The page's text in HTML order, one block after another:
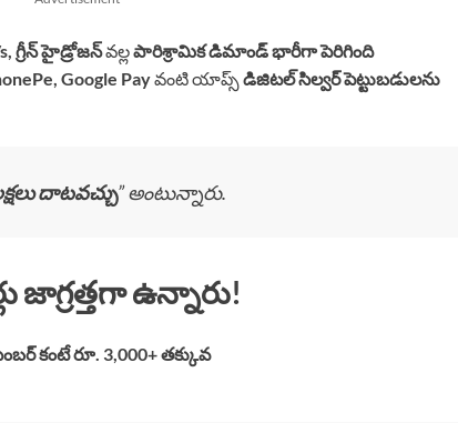
గ్రీన్ హైడ్రోజన్వల్లపారిశ్రామిక డిమాండ్ భారీగా పెరిగింది
Google Payవంటి యాప్స్ డిజిటల్ సిల్వర్ పెట్టుబడులను
దాటవచ్చు” అంటున్నారు.
ఉన్నారు!
కంటే రూ. 3,000+ తక్కువ